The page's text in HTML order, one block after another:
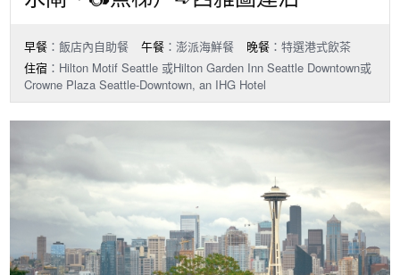
早餐 ：飯店內自助餐 午餐 ：澎派海鮮餐 晚餐 ：特選港式飲茶
住宿 ：Hilton Motif Seattle 或Hilton Garden Inn Seattle Downtown或
Crowne Plaza Seattle-Downtown, an IHG Hotel